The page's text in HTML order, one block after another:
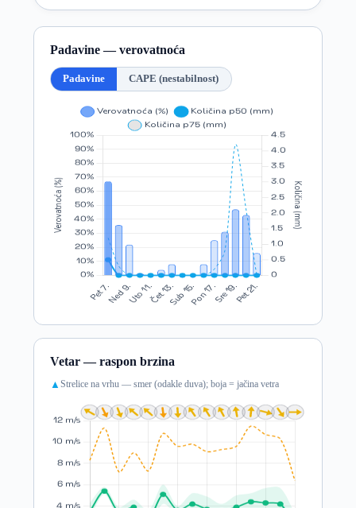
Padavine — verovatnoća
Padavine CAPE (nestabilnost)
Vetar — raspon brzina
▲ Strelice na vrhu — smer (odakle duva); boja = jačina vetra